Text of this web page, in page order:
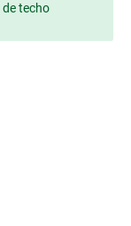
techo